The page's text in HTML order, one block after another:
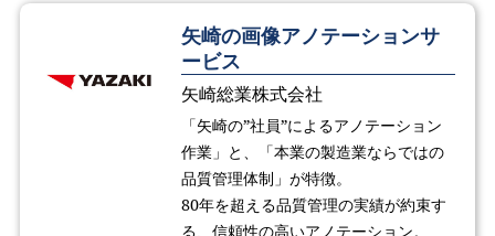
矢崎の画像アノテーションサ
ービス
矢崎総業株式会社
「矢崎の”社員”によるアノテーション
作業」と、「本業の製造業ならではの
品質管理体制」が特徴。
80年を超える品質管理の実績が約束す
る、信頼性の高いアノテーション。